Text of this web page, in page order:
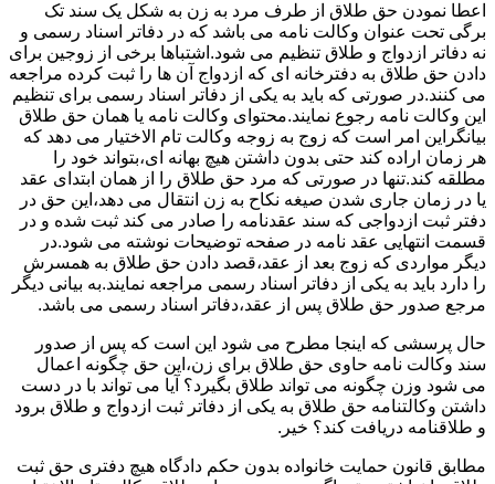
اعطا نمودن حق طلاق از طرف مرد به زن به شکل یک سند تک
برگی تحت عنوان وکالت نامه می باشد که در دفاتر اسناد رسمی و
نه دفاتر ازدواج و طلاق تنظیم می شود.اشتباها برخی از زوجین برای
دادن حق طلاق به دفترخانه ای که ازدواج آن ها را ثبت کرده مراجعه
می کنند.در صورتی که باید به یکی از دفاتر اسناد رسمی برای تنظیم
این وکالت نامه رجوع نمایند.محتوای وکالت نامه یا همان حق طلاق
بیانگراین امر است که زوج به زوجه وکالت تام الاختیار می دهد که
هر زمان اراده کند حتی بدون داشتن هیچ بهانه ای،بتواند خود را
مطلقه کند.تنها در صورتی که مرد حق طلاق را از همان ابتدای عقد
یا در زمان جاری شدن صیغه نکاح به زن انتقال می دهد،این حق در
دفتر ثبت ازدواجی که سند عقدنامه را صادر می کند ثبت شده و در
قسمت انتهایی عقد نامه در صفحه توضیحات نوشته می شود.در
دیگر مواردی که زوج بعد از عقد،قصد دادن حق طلاق به همسرش
را دارد باید به یکی از دفاتر اسناد رسمی مراجعه نمایند.به بیانی دیگر
مرجع صدور حق طلاق پس از عقد،دفاتر اسناد رسمی می باشد.
حال پرسشی که اینجا مطرح می شود این است که پس از صدور
سند وکالت نامه حاوی حق طلاق برای زن،این حق چگونه اعمال
می شود وزن چگونه می تواند طلاق بگیرد؟ آیا می تواند با در دست
داشتن وکالتنامه حق طلاق به یکی از دفاتر ثبت ازدواج و طلاق برود
و طلاقنامه دریافت کند؟ خیر.
مطابق قانون حمایت خانواده بدون حکم دادگاه هیچ دفتری حق ثبت